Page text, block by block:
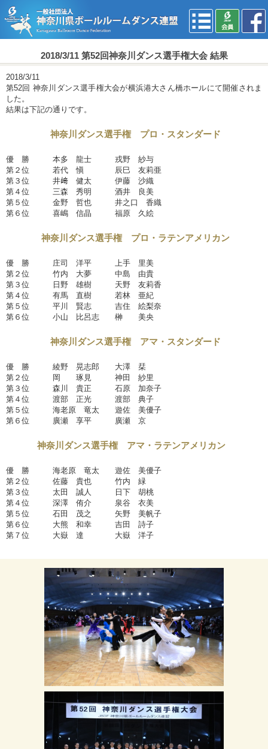
2018/3/11 第52回神奈川ダンス選手権大会 結果
2018/3/11
第52回 神奈川ダンス選手権大会が横浜港大さん橋ホールにて開催されま
した。
結果は下記の通りです。
神奈川ダンス選手権 プロ・スタンダード
優 勝 本多 龍士 戎野 紗与
第２位 若代 愼 辰巳 友莉亜
第３位 井﨑 健太 伊藤 沙織
第４位 三森 秀明 酒井 良美
第５位 金野 哲也 井之口 香織
第６位 喜嶋 信晶 福原 久絵
神奈川ダンス選手権 プロ・ラテンアメリカン
優 勝 庄司 洋平 上手 里美
第２位 竹内 大夢 中島 由貴
第３位 日野 雄樹 天野 友莉香
第４位 有馬 直樹 若林 亜紀
第５位 平川 賢志 吉住 絵梨奈
第６位 小山 比呂志 榊 美央
神奈川ダンス選手権 アマ・スタンダード
優 勝 綾野 晃志郎 大澤 栞
第２位 岡 琢見 神田 紗里
第３位 森川 貴正 石原 加奈子
第４位 渡部 正光 渡部 典子
第５位 海老原 竜太 遊佐 美優子
第６位 廣瀬 享平 廣瀬 京
神奈川ダンス選手権 アマ・ラテンアメリカン
優 勝 海老原 竜太 遊佐 美優子
第２位 佐藤 貴也 竹内 緑
第３位 太田 誠人 日下 胡桃
第４位 深澤 侑介 泉谷 衣美
第５位 石田 茂之 矢野 美帆子
第６位 大熊 和幸 吉田 詩子
第７位 大嶽 達 大嶽 洋子